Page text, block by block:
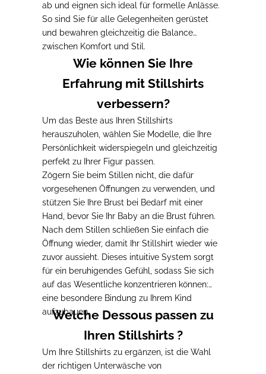
ab und eignen sich ideal für formelle Anlässe.
So sind Sie für alle Gelegenheiten gerüstet
und bewahren gleichzeitig die Balance
zwischen Komfort und Stil.
Wie können Sie Ihre
Erfahrung mit Stillshirts
verbessern?
Um das Beste aus Ihren Stillshirts
herauszuholen, wählen Sie Modelle, die Ihre
Persönlichkeit widerspiegeln und gleichzeitig
perfekt zu Ihrer Figur passen.
Zögern Sie beim Stillen nicht, die dafür
vorgesehenen Öffnungen zu verwenden, und
stützen Sie Ihre Brust bei Bedarf mit einer
Hand, bevor Sie Ihr Baby an die Brust führen.
Nach dem Stillen schließen Sie einfach die
Öffnung wieder, damit Ihr Stillshirt wieder wie
zuvor aussieht. Dieses intuitive System sorgt
für ein beruhigendes Gefühl, sodass Sie sich
auf das Wesentliche konzentrieren können:
eine besondere Bindung zu Ihrem Kind
aufzubauen.
Welche Dessous passen zu
Ihren Stillshirts ?
Um Ihre Stillshirts zu ergänzen, ist die Wahl
der richtigen Unterwäsche von